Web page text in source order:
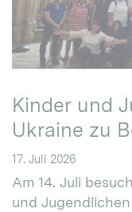
Kinder und
Ukraine zu
17. Juli 2026
Am 14. Juli
und